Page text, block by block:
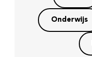
Onderwijs